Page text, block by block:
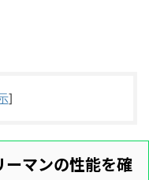
]
マンの性能を確